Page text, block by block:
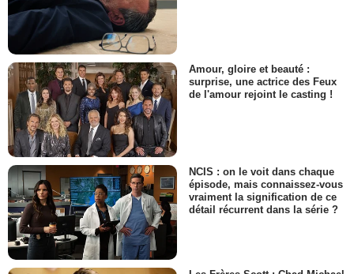
Amour, gloire et beauté :
surprise, une actrice des Feux
de l'amour rejoint le casting !
NCIS : on le voit dans chaque
épisode, mais connaissez-vous
vraiment la signification de ce
détail récurrent dans la série ?